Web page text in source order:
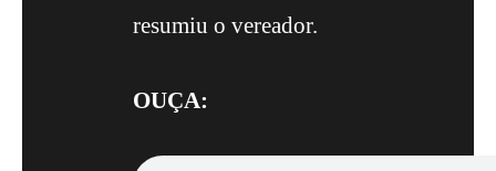
resumiu o vereador.
OUÇA: